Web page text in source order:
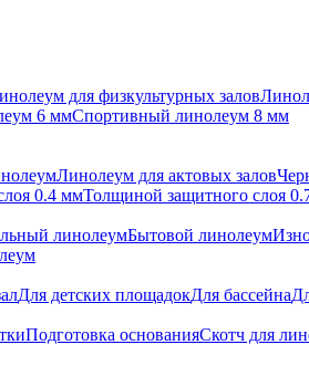
для физкультурных залов
6 ммСпортивный линолеум 8 мм
Линолеум для актовых залов
0.4 ммТолщиной защитного слоя
линолеумБытовой линолеум
Для детских площадокДля бассейна
Подготовка основанияСкотч для